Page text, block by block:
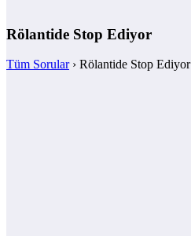
Rölantide Stop Ediyor
Tüm Sorular› Rölantide Stop Ediyor